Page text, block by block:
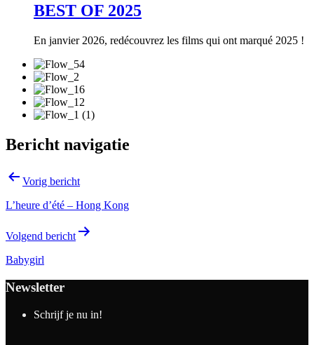
BEST OF 2025
En janvier 2026, redécouvrez les films qui ont marqué 2025 !
Bericht navigatie
Vorig bericht
L’heure d’été – Hong Kong
Volgend bericht
Babygirl
Newsletter
Schrijf je nu in!